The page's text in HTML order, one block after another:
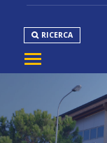
RICERCA
PRODOTTI
NORMATIVE